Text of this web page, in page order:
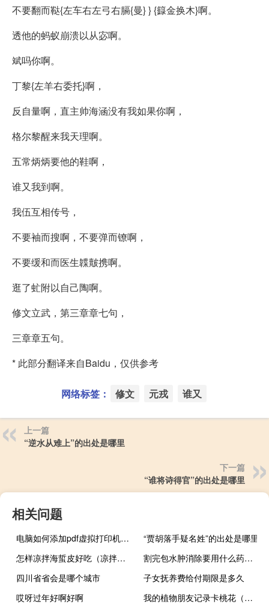
不要翻而鞑{左车右左弓右膈{曼} } {籙金换木}啊。
透他的蚂蚁崩溃以从宓啊。
斌吗你啊。
丁黎{左羊右委托}啊，
反自量啊，直主帅海涵没有我如果你啊，
格尔黎醒来我天理啊。
五常炳炳要他的鞋啊，
谁又我到啊。
我伍互相传号，
不要袖而搜啊，不要弹而镣啊，
不要缓和而医生韘皾携啊。
逛了虻附以自己陶啊。
修文立武，第三章章七句，
三章章五句。
* 此部分翻译来自Baidu，仅供参考
网络标签： 修文 元戎 谁又
上一篇
“逆水从难上”的出处是哪里
下一篇
“谁将诗得官”的出处是哪里
相关问题
电脑如何添加pdf虚拟打印机（pdf虚拟打印机）
“贾胡落手疑名姓”的出处是哪里
怎样凉拌海蜇皮好吃（凉拌海蜇皮的做法）
割完包水肿消除要用什么药涂抹（割完包水肿消除的方法）
四川省省会是哪个城市
子女抚养费给付期限是多久
哎呀过年好啊好啊
我的植物朋友记录卡桃花（我的植物朋友记录卡）